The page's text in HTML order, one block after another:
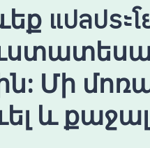
แปลประโ
Մի
և